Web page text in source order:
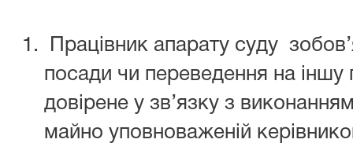
Працівник апарату суду
посади чи переведення на іншу
довірене у зв’язку з
майно уповноваженій